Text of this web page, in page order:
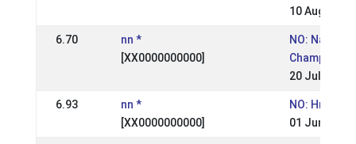
10 Aug 2008
6.70
nn *
[XX0000000000]
NO: National
20 Jul 2008
6.93
nn *
[XX0000000000]
NO: Hrimnir
01 Jun 2008